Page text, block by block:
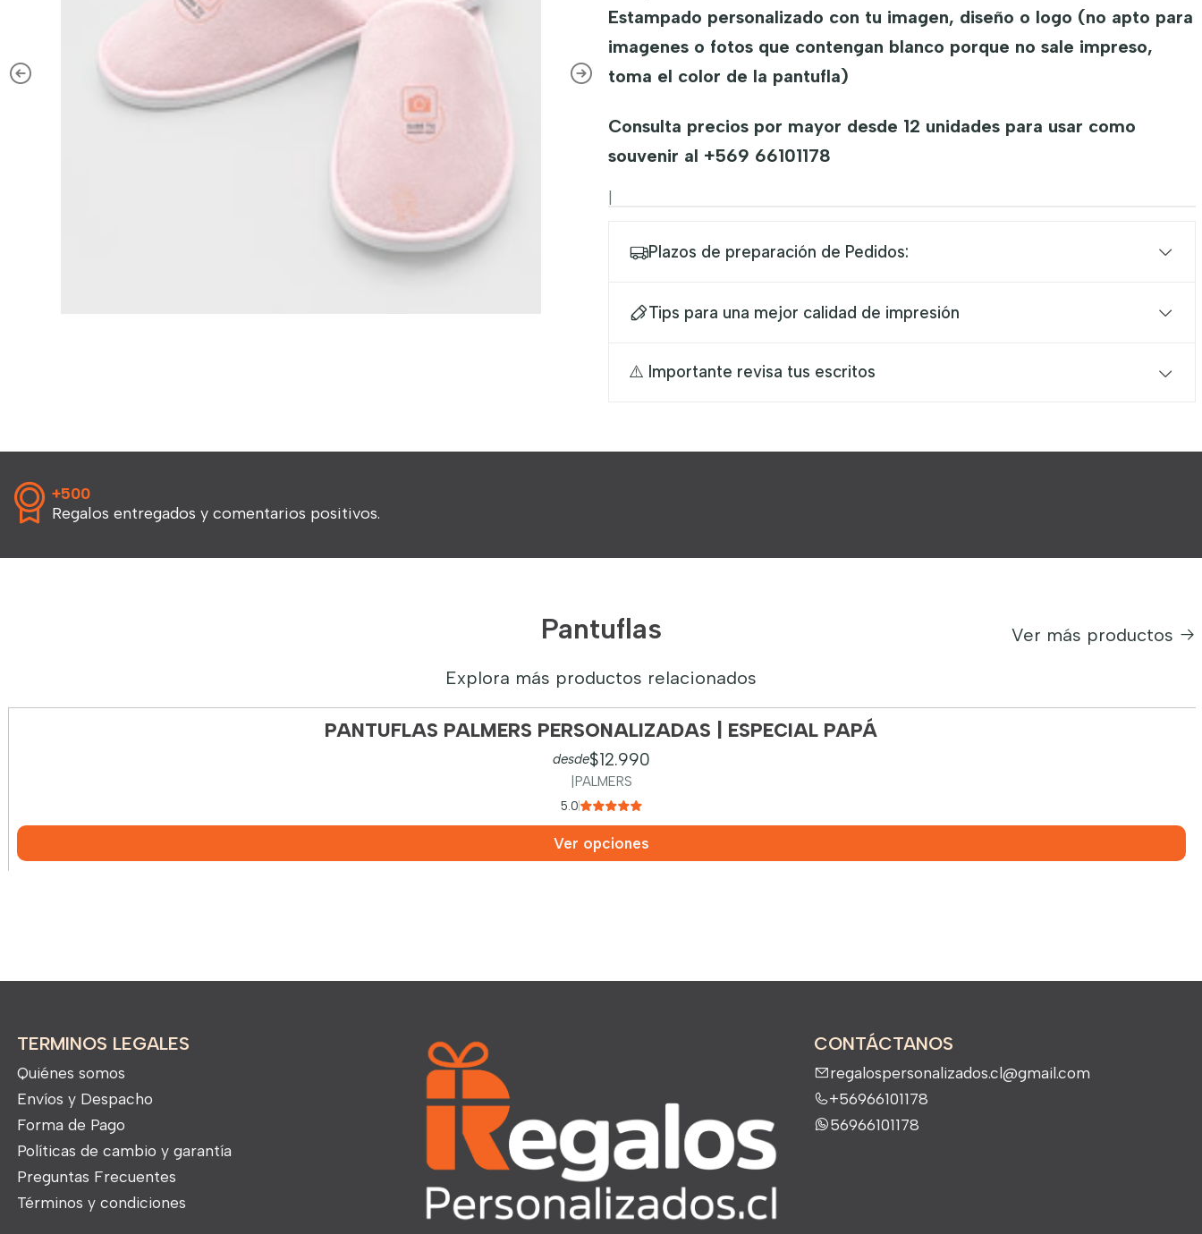
Estampado personalizado con tu imagen, diseño o logo (no apto para
imagenes o fotos que contengan blanco porque no sale impreso,
toma el color de la pantufla)
Consulta precios por mayor desde 12 unidades para usar como
souvenir al +569 66101178
Plazos de preparación de Pedidos:
Tips para una mejor calidad de impresión
⚠️ Importante revisa tus escritos
+500
Regalos entregados y comentarios positivos.
Pantuflas
Explora más productos relacionados
Ver más productos
PANTUFLAS PALMERS PERSONALIZADAS | ESPECIAL PAPÁ
desde$12.990
PALMERS
5.0
Ver opciones
TERMINOS LEGALES
Quiénes somos
Envíos y Despacho
Forma de Pago
Políticas de cambio y garantía
Preguntas Frecuentes
Términos y condiciones
CONTÁCTANOS
regalospersonalizados.cl@gmail.com
+56966101178
56966101178